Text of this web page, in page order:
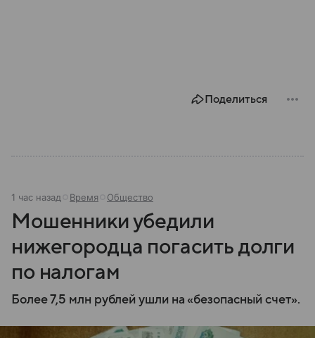
Поделиться
1 час назад Время Общество
Мошенники убедили
нижегородца погасить долги
по налогам
Более 7,5 млн рублей ушли на «безопасный счет».